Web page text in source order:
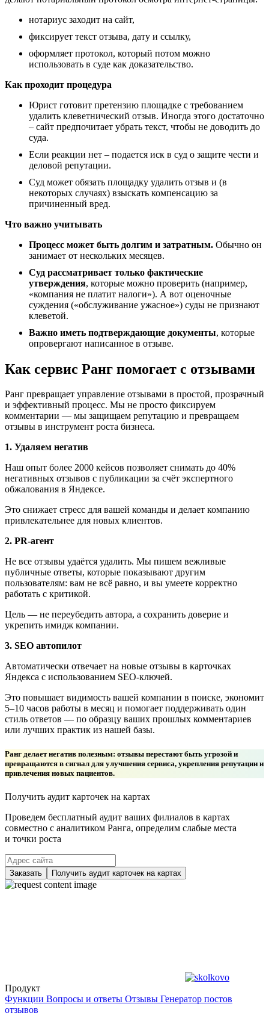
нотариус заходит на сайт,
фиксирует текст отзыва, дату и ссылку,
оформляет протокол, который потом можно
использовать в суде как доказательство.
Как проходит процедура
Юрист готовит претензию площадке с требованием
удалить клеветнический отзыв. Иногда этого достаточно
– сайт предпочитает убрать текст, чтобы не доводить до
суда.
Если реакции нет – подается иск в суд о защите чести и
деловой репутации.
Суд может обязать площадку удалить отзыв и (в
некоторых случаях) взыскать компенсацию за
причиненный вред.
Что важно учитывать
Процесс может быть долгим и затратным. Обычно он
занимает от нескольких месяцев.
Суд рассматривает только фактические
утверждения, которые можно проверить (например,
«компания не платит налоги»). А вот оценочные
суждения («обслуживание ужасное») суды не признают
клеветой.
Важно иметь подтверждающие документы, которые
опровергают написанное в отзыве.
Как сервис Ранг помогает с отзывами
Ранг превращает управление отзывами в простой, прозрачный
и эффективный процесс. Мы не просто фиксируем
комментарии — мы защищаем репутацию и превращаем
отзывы в инструмент роста бизнеса.
1. Удаляем негатив
Наш опыт более 2000 кейсов позволяет снимать до 40%
негативных отзывов с публикации за счёт экспертного
обжалования в Яндексе.
Это снижает стресс для вашей команды и делает компанию
привлекательнее для новых клиентов.
2. PR-агент
Не все отзывы удаётся удалить. Мы пишем вежливые
публичные ответы, которые показывают другим
пользователям: вам не всё равно, и вы умеете корректно
работать с критикой.
Цель — не переубедить автора, а сохранить доверие и
укрепить имидж компании.
3. SEO автопилот
Автоматически отвечает на новые отзывы в карточках
Яндекса с использованием SEO-ключей.
Это повышает видимость вашей компании в поиске, экономит
5–10 часов работы в месяц и помогает поддерживать один
стиль ответов — по образцу ваших прошлых комментариев
или лучших практик из нашей базы.
Ранг делает негатив полезным: отзывы перестают быть угрозой и
превращаются в сигнал для улучшения сервиса, укрепления репутации и
привлечения новых пациентов.
Получить аудит карточек на картах
Проведем бесплатный аудит ваших филиалов в картах
совместно с аналитиком Ранга, определим слабые места
и точки роста
Заказать Получить аудит карточек на картах
Продукт
Функции Вопросы и ответы Отзывы Генератор постов
отзывов